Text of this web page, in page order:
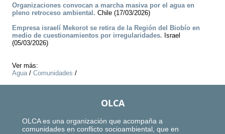
Organizaciones convocan a marcha masiva por el agua en
pleno retroceso ambiental. Chile (17/03/2026)
Empresa israelí Mekorot se retira de la Región del Biobío en
medio de cuestionamientos por irregularidades. Israel
(05/03/2026)
Ver más:
Agua/ Comunidades /
OLCA
OLCA es una organización que acompaña a
comunidades en conflicto socioambiental, que en